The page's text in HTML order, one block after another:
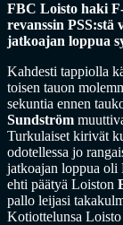
FBC Loisto haki
revanssin PSS:stä
jatkoajan loppua
Kahdesti tappiolla
toisen tauon
sekuntia ennen
Sundström
Turkulaiset kirivät
odotellessa jo
jatkoajan loppua oli
ehti päätyä Loiston
pallo leijasi
Kotiottelunsa